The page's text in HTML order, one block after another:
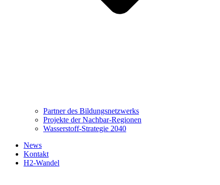
Partner des Bildungsnetzwerks
Projekte der Nachbar-Regionen
Wasserstoff-Strategie 2040
News
Kontakt
H2-Wandel